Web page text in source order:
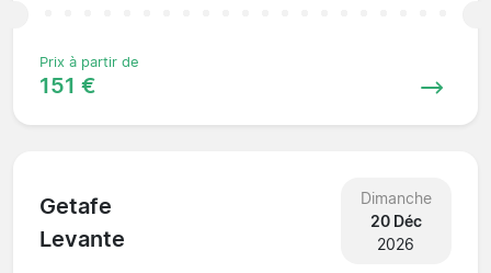
Prix à partir de
151 €
Getafe
Levante
Dimanche
20 Déc
2026